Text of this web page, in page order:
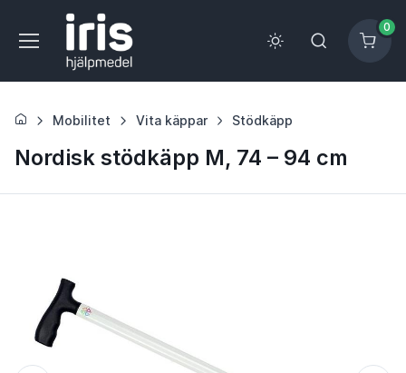
0
Mobilitet Vita käppar Stödkäpp
Nordisk stödkäpp M, 74 – 94 cm